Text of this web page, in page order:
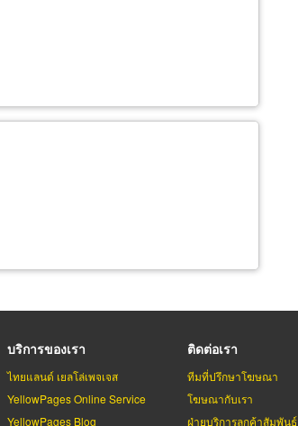
บริการของเรา
ไทยแลนด์ เยลโล่เพจเจส
YellowPages Online Service
YellowPages Blog
ติดต่อเรา
ทีมที่ปรึกษาโฆษณา
โฆษณากับเรา
ฝ่ายบริการลูกค้าสัมพันธ์